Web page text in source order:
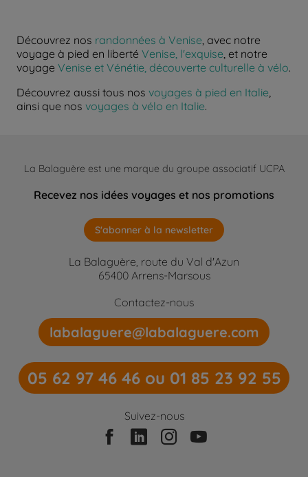
Découvrez nos randonnées à Venise , avec notre
voyage à pied en liberté Venise, l'exquise , et notre
voyage Venise et Vénétie, découverte culturelle à vélo.
Découvrez aussi tous nos voyages à pied en Italie
ainsi que nos voyages à vélo en Italie.
La Balaguère est une marque du groupe associatif UCPA
Recevez nos idées voyages et nos promotions
S'abonner à la newsletter
La Balaguère, route du Val d'Azun
65400 Arrens-Marsous
Contactez-nous
labalaguere@labalaguere.com
05 62 97 46 46 ou 01 85 23 92 55
Suivez-nous